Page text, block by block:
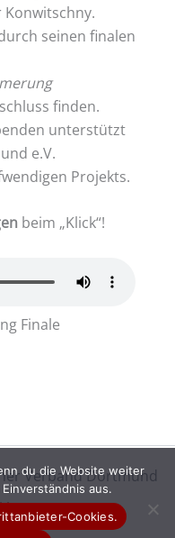
Konwitschny.
seinen finalen
finden.
unterstützt
e.V.
Projekts.
beim „Klick“!
Finale
Verband Dortmund
du die Website weiter
aus.
Cookies.